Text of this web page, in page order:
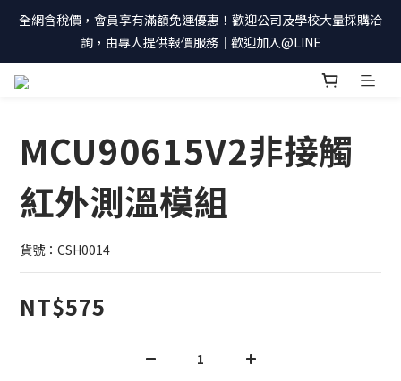
全網含稅價，會員享有滿額免運優惠！歡迎公司及學校大量採購洽
詢，由專人提供報價服務｜歡迎加入@LINE
MCU90615V2非接觸
紅外測溫模組
貨號：CSH0014
NT$575